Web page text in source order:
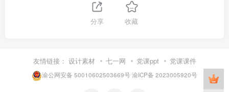
分享 收藏
友情链接： 设计素材 七一网 党课ppt 党课课件
渝公网安备 50010602503669号渝ICP备 2023005920号